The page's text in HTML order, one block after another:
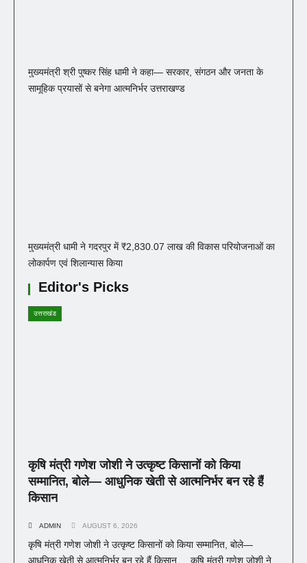
मुख्यमंत्री श्री पुष्कर सिंह धामी ने कहा— सरकार, संगठन और जनता के
सामूहिक प्रयासों से बनेगा आत्मनिर्भर उत्तराखण्ड
मुख्यमंत्री धामी ने गदरपुर में ₹2,830.07 लाख की विकास परियोजनाओं का
लोकार्पण एवं शिलान्यास किया
Editor's Picks
उत्तराखंड
कृषि मंत्री गणेश जोशी ने उत्कृष्ट किसानों को किया
सम्मानित, बोले— आधुनिक खेती से आत्मनिर्भर बन रहे हैं
किसान
ADMIN AUGUST 6, 2026
कृषि मंत्री गणेश जोशी ने उत्कृष्ट किसानों को किया सम्मानित, बोले—
आधुनिक खेती से आत्मनिर्भर बन रहे हैं किसान कृषि मंत्री गणेश जोशी ने